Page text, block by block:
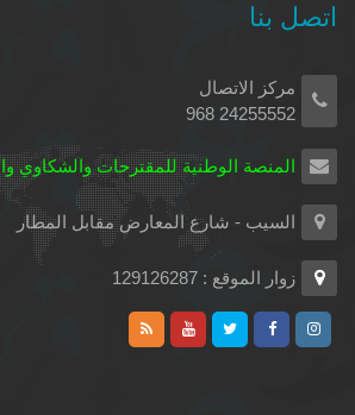
اتصل بنا
مركز الاتصال
24255552 968
المنصة الوطنية للمقترحات والشكاوي
السيب - شارع المعارض مقابل المطار
زوار الموقع : 129126287